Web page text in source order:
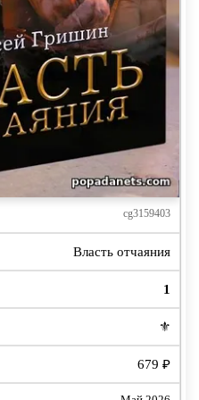
Галлию пожара. О
я и не прав, а убеленные
и политики
не спасти, то хотя бы
а потому что устал.
приносит мне счастья.
юн. Там я пугаюсь, там я
я живу.
перо, мечтательно
первое слово. Желая
увидеть лица тех, кого
cg3159403
Власть отчаяния
1
⚜️
679 ₽